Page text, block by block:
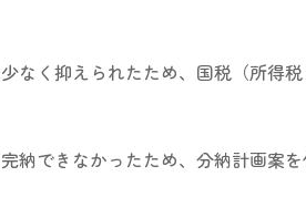
なく抑えられたため、国税（所得
納できなかったため、分納計画案